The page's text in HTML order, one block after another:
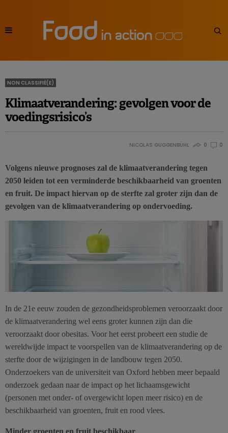
NON CLASSIFIÉ(E)
Klimaatverandering: gevolgen voor de
voedingsrisico’s
NICOLAS GUGGENBÜHL 0 0
Volgens nieuwe prognoses zal de klimaatverandering tegen
2050 leiden tot een verminderde beschikbaarheid van groenten
en fruit. De impact hiervan op de sterfte zal groter zijn dan de
gevolgen van de klimaatverandering op ondervoeding.
In de 21e eeuw zouden de gezondheidsproblemen veroorzaakt door
de klimaatverandering wel eens groter kunnen zijn dan die
veroorzaakt door obesitas. Voor het eerst probeert een studie de
wereldwijde impact te voorspellen van de klimaatverandering op de
sterfte door de wijzigingen in de landbouw tegen 2050.
Onderzoekers van de universiteit van Oxford hebben meer bepaald
onderzoek gedaan naar de impact op het lichaamsgewicht
(personen met onder- of overgewicht lopen meer risico) en de
beschikbaarheid van groenten, fruit en rood vlees.